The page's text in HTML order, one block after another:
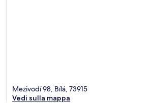
Mezivodí 98, Bílá, 73915
Vedi sulla mappa